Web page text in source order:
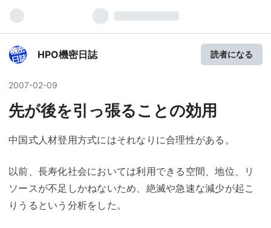
HPO機密日誌 読者になる
2007-02-09
先が後を引っ張ることの効用
中国式人材登用方式にはそれなりに合理性がある。
以前、長寿化社会においては利用できる空間、地位、リ
ソースが不足しかねないため、絶滅や急速な減少が起こ
りうるという分析をした。